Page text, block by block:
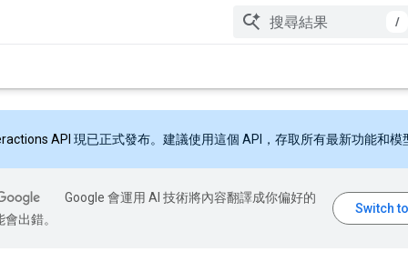
/
API 現已正式發布。建議使用這個 API，存取所有最新功能和模
Google 會運用 AI 技術將內容翻譯成你偏好的
出錯。